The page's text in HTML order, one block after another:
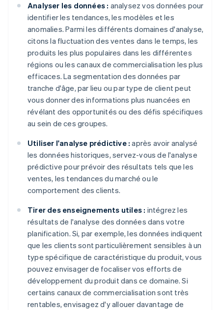
Analyser les données : analysez vos données pour
identifier les tendances, les modèles et les
anomalies. Parmi les différents domaines d'analyse,
citons la fluctuation des ventes dans le temps, les
produits les plus populaires dans les différentes
régions ou les canaux de commercialisation les plus
efficaces. La segmentation des données par
tranche d'âge, par lieu ou par type de client peut
vous donner des informations plus nuancées en
révélant des opportunités ou des défis spécifiques
au sein de ces groupes.
Utiliser l'analyse prédictive : après avoir analysé
les données historiques, servez-vous de l'analyse
prédictive pour prévoir des résultats tels que les
ventes, les tendances du marché ou le
comportement des clients.
Tirer des enseignements utiles : intégrez les
résultats de l'analyse des données dans votre
planification. Si, par exemple, les données indiquent
que les clients sont particulièrement sensibles à un
type spécifique de caractéristique du produit, vous
pouvez envisager de focaliser vos efforts de
développement du produit dans ce domaine. Si
certains canaux de commercialisation sont très
rentables, envisagez d'y allouer davantage de